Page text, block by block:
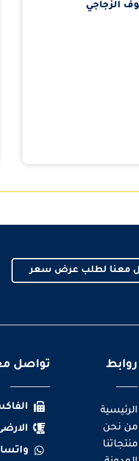
الزجاجي
معنا لطلب عرض سعر
روابط
الرئيسية
من نحن
منتجاتنا
تواصل
الارضى:
واتساب: